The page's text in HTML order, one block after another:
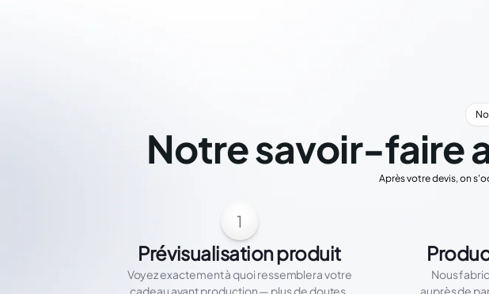
Notre savoir-faire
Après votre devis, on
1
Prévisualisation produit
Voyez exactement à quoi ressemblera votre
cadeau avant production — plus de doutes,
Nous
auprès de